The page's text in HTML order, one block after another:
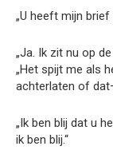
„U heeft mijn brief
„Ja. Ik zit nu op
„Het spijt me als
achterlaten of
„Ik ben blij dat u
ik ben blij.“